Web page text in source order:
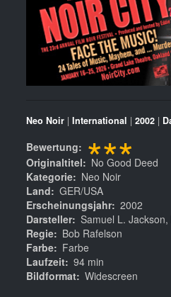
Neo Noir | International | 2002 |
Bewertung ***
Originaltitel
No Good Deed
Kategorie
Neo Noir
Land
GER/USA
Erscheinungsjahr 2002
Darsteller Samuel L.
Regie
Bob Rafelson
Farbe
Farbe
Laufzeit 94 min
Bildformat Widescreen